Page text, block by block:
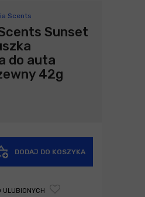
Scents
Sunset
do auta
42g
DODAJ DO KOSZYKA
ULUBIONYCH